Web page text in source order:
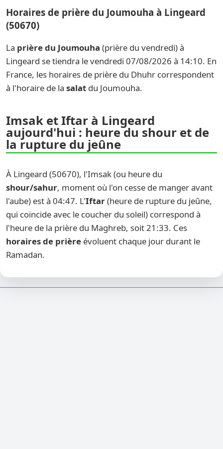
Horaires de prière du Joumouha à Lingeard
(50670)
La prière du Joumouha (prière du vendredi) à
Lingeard se tiendra le vendredi 07/08/2026 à 14:10. En
France, les horaires de prière du Dhuhr correspondent
à l'horaire de la salat du Joumouha.
Imsak et Iftar à Lingeard
aujourd'hui : heure du shour et de
la rupture du jeûne
À Lingeard (50670), l'Imsak (ou heure du
shour/sahur, moment où l'on cesse de manger avant
l'aube) est à 04:47. L'Iftar(heure de rupture du jeûne,
qui coïncide avec le coucher du soleil) correspond à
l'heure de la prière du Maghreb, soit 21:33. Ces
horaires de prière évoluent chaque jour durant le
Ramadan.